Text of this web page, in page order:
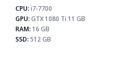
⚡ MAX FPS
CS2
133
PUBG
78
Fortnite
92
CPU:i7-7700
GPU:GTX 1080 Ti 11 GB
RAM:16 GB
SSD:512 GB